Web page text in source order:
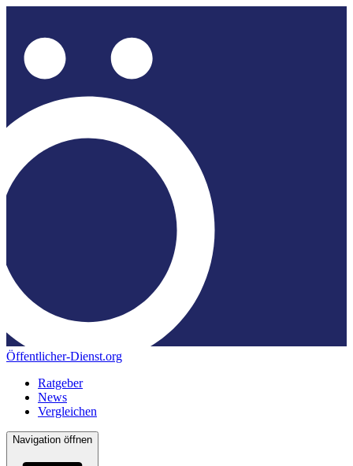
Öffentlicher-Dienst.org
Ratgeber
News
Vergleichen
Navigation öffnen